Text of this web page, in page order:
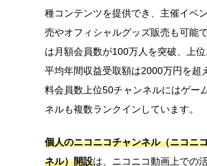
種コンテンツを提供でき、主催イベ
売やオフィシャルグッズ販売も可能
は月額会員数が100万人を突破、上
平均年間収益受取額は2000万円を超
料会員数上位50チャンネルにはゲー
ネルも複数ランクインしています。
個人のニコニコチャンネル（ニコニ
ネル）開設は、ニコニコ動画上での